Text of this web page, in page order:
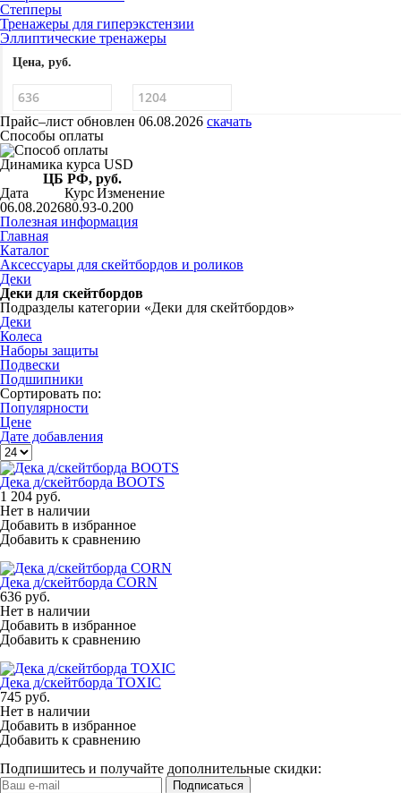
Степперы
Тренажеры для гиперэкстензии
Эллиптические тренажеры
Цена, руб.
Прайс–лист обновлен 06.08.2026 скачать
Способы оплаты
Динамика курса USD
ЦБ РФ, руб.
Дата
КурсИзменение
06.08.202680.93-0.200
Полезная информация
Главная
Каталог
Аксессуары для скейтбордов и роликов
Деки
Деки для скейтбордов
Подразделы категории «Деки для скейтбордов»
Деки
Колеса
Наборы защиты
Подвески
Подшипники
Сортировать по:
Популярности
Цене
Дате добавления
Дека д/скейтборда BOOTS
1 204 руб.
Нет в наличии
Добавить в избранное
Добавить к сравнению
Дека д/скейтборда CORN
636 руб.
Нет в наличии
Добавить в избранное
Добавить к сравнению
Дека д/скейтборда TOXIC
745 руб.
Нет в наличии
Добавить в избранное
Добавить к сравнению
Подпишитесь и получайте дополнительные скидки:
Подписаться